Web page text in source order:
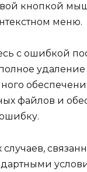
кнопкой
меню.
с ошибкой
файлов и